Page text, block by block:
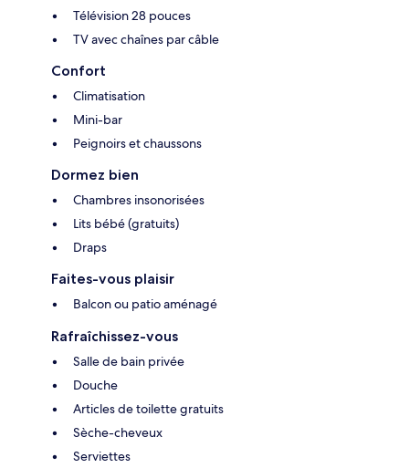
Télévision 28 pouces
TV avec chaînes par câble
Confort
Climatisation
Mini-bar
Peignoirs et chaussons
Dormez bien
Chambres insonorisées
Lits bébé (gratuits)
Draps
Faites-vous plaisir
Balcon ou patio aménagé
Rafraîchissez-vous
Salle de bain privée
Douche
Articles de toilette gratuits
Sèche-cheveux
Serviettes